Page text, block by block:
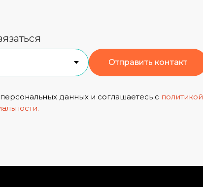
Отправить контакт
данных и соглашаетесь с политикой
.